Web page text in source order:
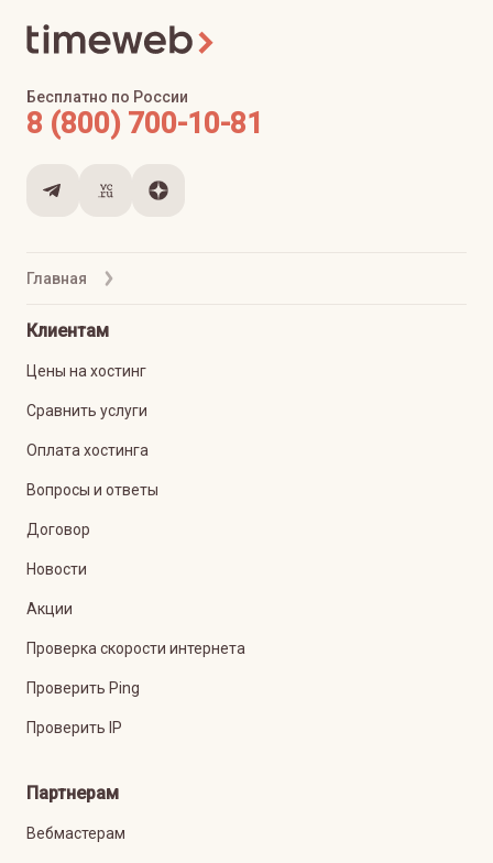
Главная
Бесплатно по России
8 (800) 700-10-81
Клиентам
Цены на хостинг
Сравнить услуги
Оплата хостинга
Вопросы и ответы
Договор
Новости
Акции
Проверка скорости интернета
Проверить Ping
Проверить IP
Партнерам
Вебмастерам